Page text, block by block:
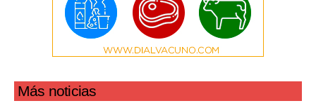
Más noticias